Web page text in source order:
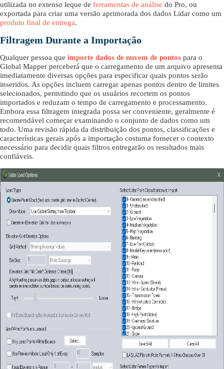
utilizada no extenso leque de ferramentas de análise do Pro, ou
exportada para criar uma versão aprimorada dos dados Lidar como um
produto final de entrega.
Filtragem Durante a Importação
Qualquer pessoa que importe dados de nuvem de pontos para o
Global Mapper perceberá que o carregamento de um arquivo apresenta
imediatamente diversas opções para especificar quais pontos serão
inseridos. As opções incluem carregar apenas pontos dentro de limites
selecionados, permitindo que os usuários recortem os pontos
importados e reduzam o tempo de carregamento e processamento.
Embora essa filtragem integrada possa ser conveniente, geralmente é
recomendável começar examinando o conjunto de dados como um
todo. Uma revisão rápida da distribuição dos pontos, classificações e
características gerais após a importação costuma fornecer o contexto
necessário para decidir quais filtros entregarão os resultados mais
confiáveis.